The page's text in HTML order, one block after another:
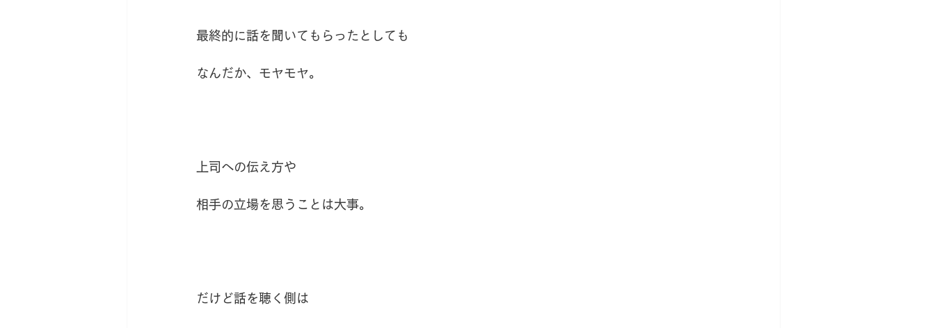
最終的に話を聞いてもらったとしても
なんだか、モヤモヤ。
上司への伝え方や
相手の立場を思うことは大事。
だけど話を聴く側は